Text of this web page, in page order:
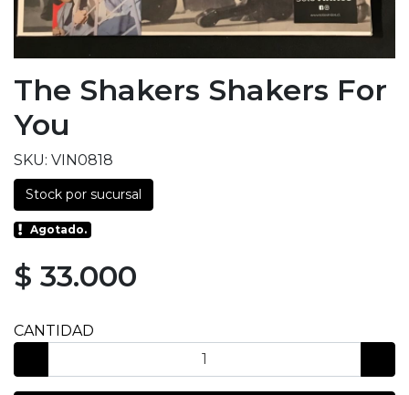
The Shakers Shakers For
You
SKU: VIN0818
Stock por sucursal
Agotado.
$ 33.000
CANTIDAD